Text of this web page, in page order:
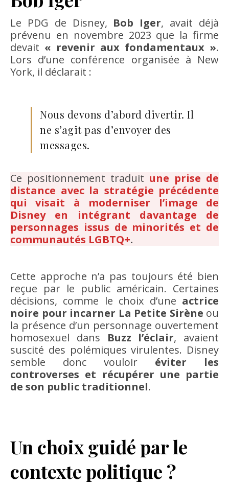
Le PDG de Disney, Bob Iger, avait déjà
prévenu en novembre 2023 que la firme
devait « revenir aux fondamentaux ».
Lors d’une conférence organisée à New
York, il déclarait :
Nous devons d’abord divertir. Il
ne s’agit pas d’envoyer des
messages.
Ce positionnement traduit une prise de
distance avec la stratégie précédente
qui visait à moderniser l’image de
Disney en intégrant davantage de
personnages issus de minorités et de
communautés LGBTQ+.
Cette approche n’a pas toujours été bien
reçue par le public américain. Certaines
décisions, comme le choix d’une actrice
noire pour incarner La Petite Sirène ou
la présence d’un personnage ouvertement
homosexuel dans Buzz l’éclair, avaient
suscité des polémiques virulentes. Disney
semble donc vouloir éviter les
controverses et récupérer une partie
de son public traditionnel.
Un choix guidé par le
contexte politique ?